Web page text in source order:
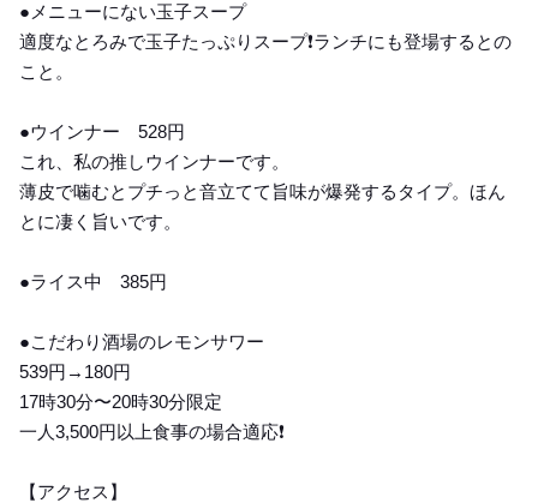
●メニューにない玉子スープ
適度なとろみで玉子たっぷりスープ❗️ランチにも登場するとの
こと。
●ウインナー 528円
これ、私の推しウインナーです。
薄皮で噛むとプチっと音立てて旨味が爆発するタイプ。ほん
とに凄く旨いです。
●ライス中 385円
●こだわり酒場のレモンサワー
539円→180円
17時30分〜20時30分限定
一人3,500円以上食事の場合適応❗️
【アクセス】